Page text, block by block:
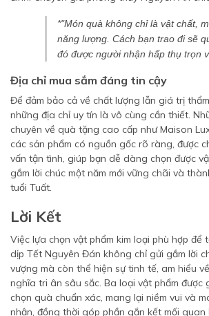
*"Món quà không chỉ là vật chất,
năng lượng. Cách bạn trao đi sẽ
đó được người nhận hấp thụ trọn
Địa chỉ mua sắm đáng tin cậy
Để đảm bảo cả về chất lượng lẫn giá trị
những địa chỉ uy tín là vô cùng cần thiết.
chuyên về quà tặng cao cấp như Maison
các sản phẩm có nguồn gốc rõ ràng, được
vấn tận tình, giúp bạn dễ dàng chọn được
gắm lời chúc một năm mới vững chãi và
tuổi Tuất.
Lời Kết
Việc lựa chọn vật phẩm kim loại phù hợp để
dịp Tết Nguyên Đán không chỉ gửi gắm lời
vượng mà còn thể hiện sự tinh tế, am hiểu
nghĩa tri ân sâu sắc. Ba loại vật phẩm được
chọn quà chuẩn xác, mang lại niềm vui và
nhận, đồng thời góp phần gắn kết mối quan